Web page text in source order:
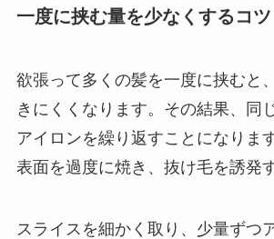
一度に挟む量を少なくするコツ
欲張って多くの髪を一度に挟むと
きにくくなります。その結果、同
アイロンを繰り返すことになりま
表面を過度に焼き、抜け毛を誘発
スライスを細かく取り、少量ずつ